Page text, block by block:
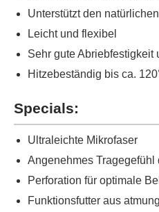
Unterstützt den
Leicht und flexibel
Sehr gute Abriebfestigkeit
Hitzebeständig bis ca.
Specials:
Ultraleichte Mikrofaser
Angenehmes
Perforation für optimale
Funktionsfutter aus